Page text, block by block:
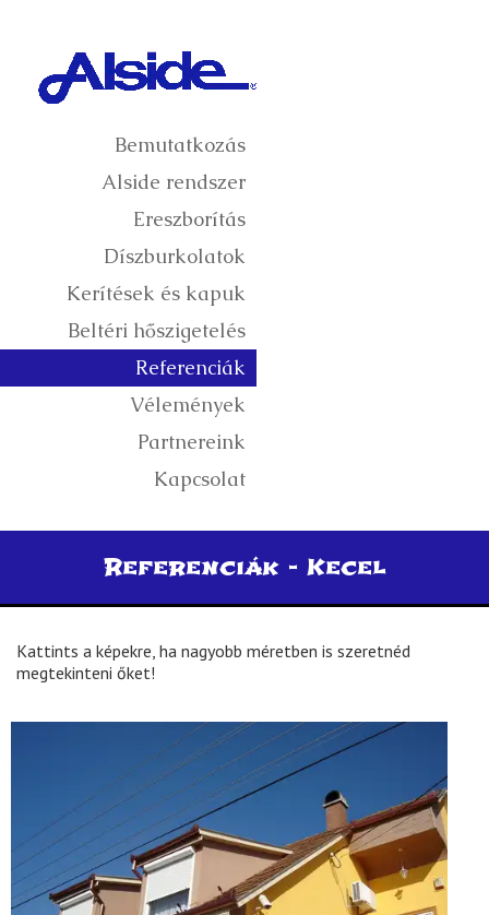
Bemutatkozás
Alside rendszer
Ereszborítás
Díszburkolatok
Kerítések és kapuk
Beltéri hőszigetelés
Referenciák
Vélemények
Partnereink
Kapcsolat
Referenciák - Kecel
Kattints a képekre, ha nagyobb méretben is szeretnéd
megtekinteni őket!